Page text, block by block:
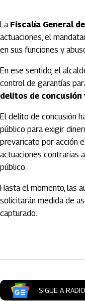
La Fiscalía General
actuaciones, el
en sus funciones y
En ese sentido, el
control de garantías
delitos de
El delito de concusión
público para exigir
prevaricato por acción
actuaciones contrarias
público.
Hasta el momento, las
solicitarán medida de
capturado.
SIGUE A